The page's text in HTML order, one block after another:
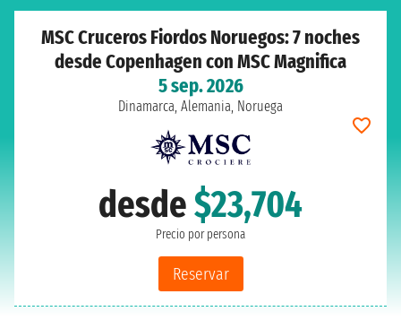
MSC Cruceros Fiordos Noruegos: 7 noches
desde Copenhagen con MSC Magnifica
5 sep. 2026
Dinamarca, Alemania, Noruega
desde$23,704
Precio por persona
Reservar